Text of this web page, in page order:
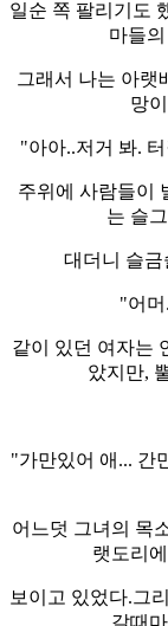
일순 쪽 팔리기도
마들
그래서 나는 아랫
망
"아아..저거 봐.
주위에 사람들이
는 슬
대더니 슬
"어
같이 있던 여자는
았지만,
"가만있어 애... 간
어느덧 그녀의 목
랫도리
보이고 있었다.그
갈때